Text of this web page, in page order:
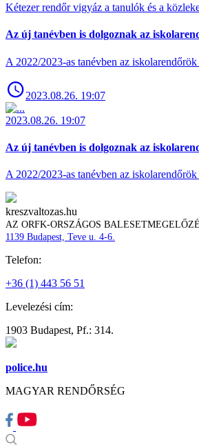
Kétezer rendőr vigyáz a tanulók és a
Az új tanévben is dolgoznak az
A 2022/2023-as tanévben az
2023.08.26. 19:07
2023.08.26. 19:07
Az új tanévben is dolgoznak az
A 2022/2023-as tanévben az
kreszvaltozas.hu
AZ ORFK-ORSZÁGOS
1139 Budapest, Teve u. 4-6.
Telefon:
+36 (1) 443 56 51
Levelezési cím:
1903 Budapest, Pf.: 314.
police.hu
MAGYAR RENDŐRSÉG